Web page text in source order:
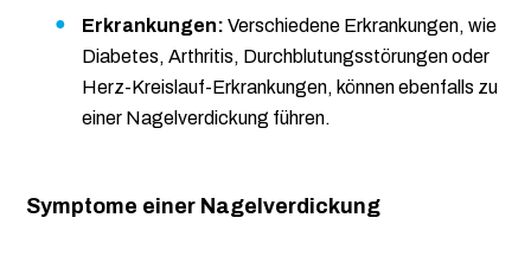
Erkrankungen: Verschiedene Erkrankungen, wie
Diabetes, Arthritis, Durchblutungsstörungen oder
Herz-Kreislauf-Erkrankungen, können ebenfalls zu
einer Nagelverdickung führen.
Symptome einer Nagelverdickung